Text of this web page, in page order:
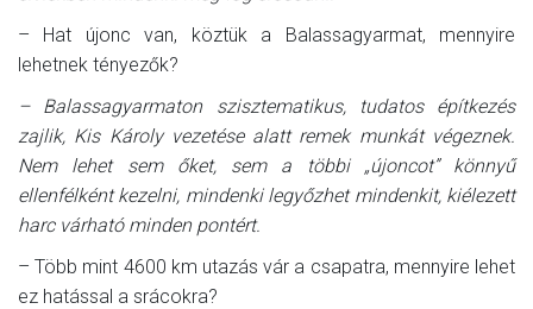
– Hat újonc van, köztük a Balassagyarmat, mennyire
lehetnek tényezők?
– Balassagyarmaton szisztematikus, tudatos építkezés
zajlik, Kis Károly vezetése alatt remek munkát végeznek.
Nem lehet sem őket, sem a többi „újoncot” könnyű
ellenfélként kezelni, mindenki legyőzhet mindenkit, kiélezett
harc várható minden pontért.
– Több mint 4600 km utazás vár a csapatra, mennyire lehet
ez hatással a srácokra?